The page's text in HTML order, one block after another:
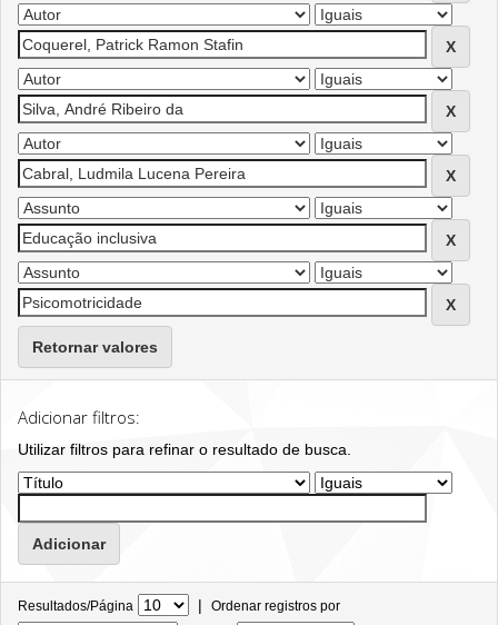
Retornar valores
Adicionar filtros:
Utilizar filtros para refinar o resultado de busca.
Resultados/Página | Ordenar registros por